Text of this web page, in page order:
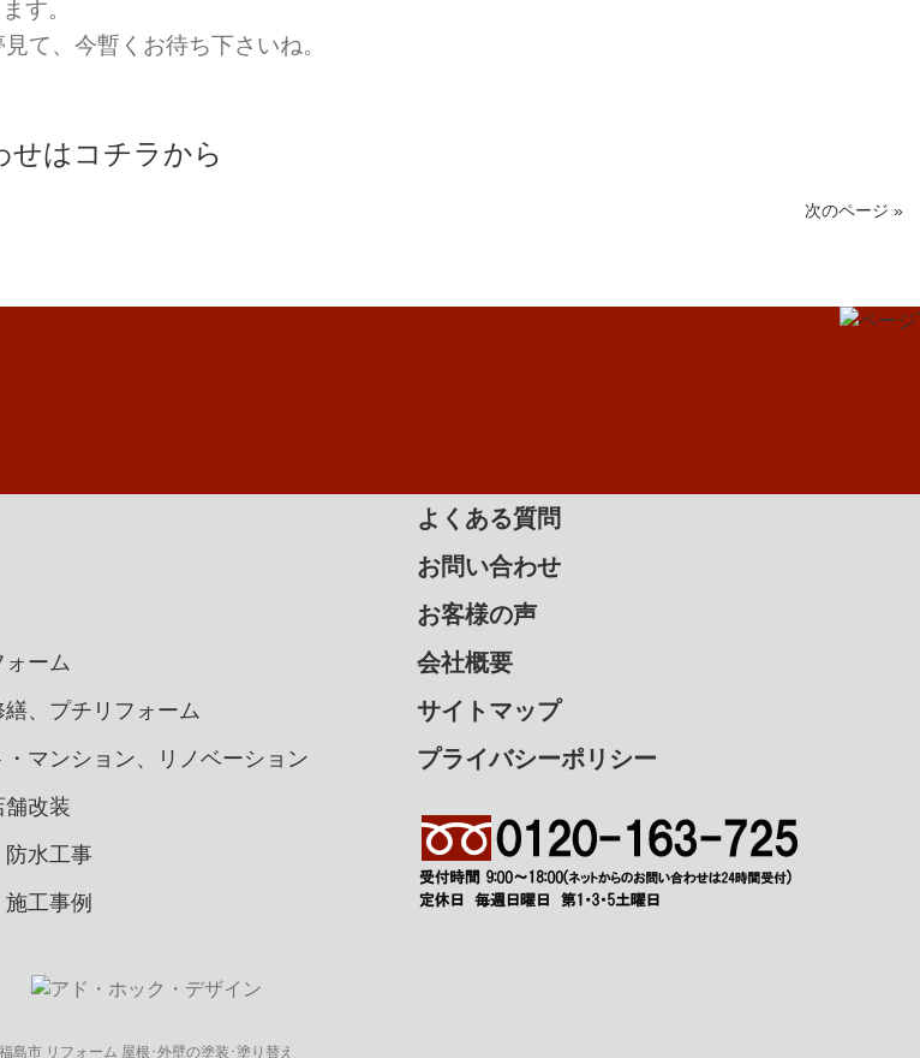
す。
て、今暫くお待ち下さいね。
せはコチラから
次のページ »
ォーム
繕、プチリフォーム
・マンション、リノベーション
舗改装
防水工事
工事例
よくある質問
お問い合わせ
お客様の声
会社概要
サイトマップ
プライバシーポリシー
福島市 リフォーム 屋根･外壁の塗装･塗り替え